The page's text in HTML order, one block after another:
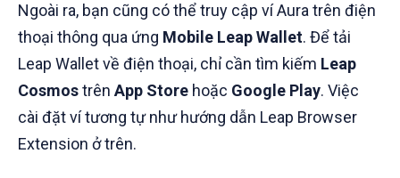
Ngoài ra, bạn cũng có thể truy cập ví Aura trên điện
thoại thông qua ứng Mobile Leap Wallet. Để tải
Leap Wallet về điện thoại, chỉ cần tìm kiếm Leap
Cosmostrên App Store hoặc Google Play. Việc
cài đặt ví tương tự như hướng dẫn Leap Browser
Extension ở trên.